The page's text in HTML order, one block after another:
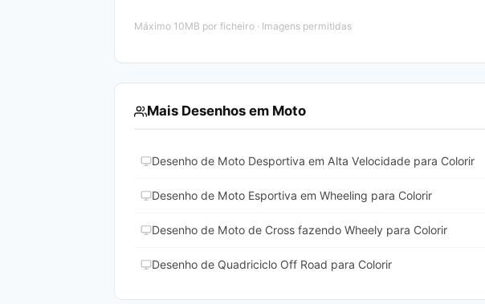
Máximo 10MB por ficheiro · Imagens permitidas
Mais Desenhos em Moto
Desenho de Moto Desportiva em Alta Velocidade para Colorir
Desenho de Moto Esportiva em Wheeling para Colorir
Desenho de Moto de Cross fazendo Wheely para Colorir
Desenho de Quadriciclo Off Road para Colorir